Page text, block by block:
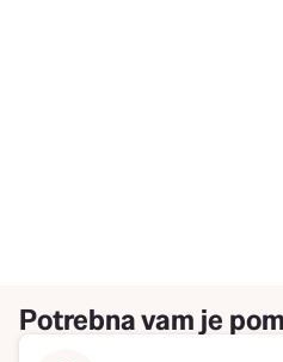
Potrebna vam je